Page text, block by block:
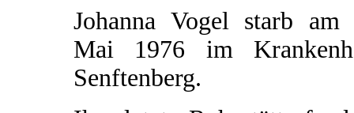
Johanna Vogel starb am
Mai 1976 im
Senftenberg.